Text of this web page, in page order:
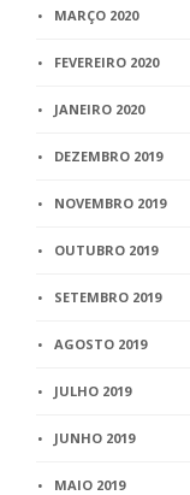
MARÇO 2020
FEVEREIRO 2020
JANEIRO 2020
DEZEMBRO 2019
NOVEMBRO 2019
OUTUBRO 2019
SETEMBRO 2019
AGOSTO 2019
JULHO 2019
JUNHO 2019
MAIO 2019